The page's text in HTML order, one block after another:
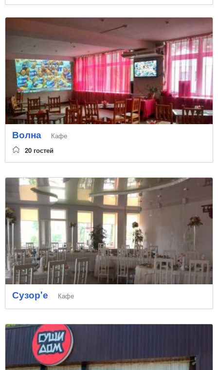
Волна
Кафе
20 гостей
Сузор'е Кафе